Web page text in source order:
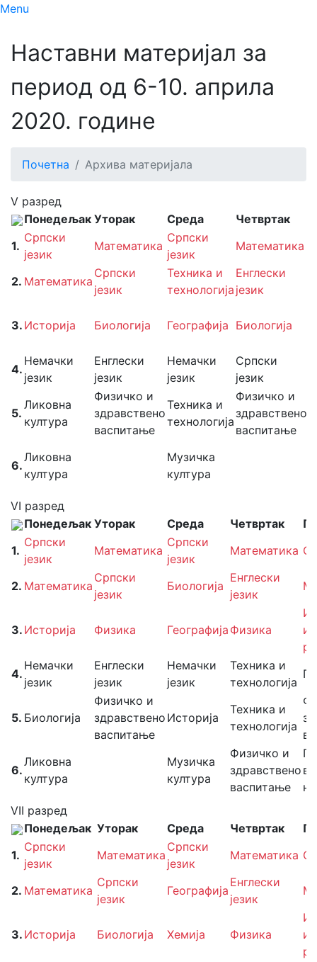
Menu
Наставни материјал за
период од 6-10. априла
2020. године
Почетна Архива материјала
V разред
Понедељак Уторак Среда Четвртак
1.
Српски
језик
Математика
Српски
језик
Математика
2. Математика
Српски
језик
Техника и
технологија
Енглески
језик
3. Историја Биологија Географија Биологија
4.
Немачки
језик
Енглески
језик
Немачки
језик
Српски
језик
5.
Ликовна
култура
Физичко и
здравствено
васпитање
Техника и
технологија
Физичко и
здравствено
васпитање
6.
Ликовна
култура
Музичка
култура
VI разред
Понедељак Уторак Среда Четвртак
1.
Српски
језик
Математика
Српски
језик
Математика
2. Математика
Српски
језик
Биологија
Енглески
језик
3. Историја Физика Географија Физика
и
4.
Немачки
језик
Енглески
језик
Немачки
језик
Техника и
технологија
5. Биологија
Физичко и
здравствено
васпитање
Историја
Техника и
технологија
6.
Ликовна
култура
Музичка
култура
Физичко и
здравствено
васпитање
VII разред
Понедељак Уторак Среда Четвртак
1.
Српски
језик
Математика
Српски
језик
Математика
2. Математика
Српски
језик
Географија
Енглески
језик
3. Историја Биологија Хемија Физика
и